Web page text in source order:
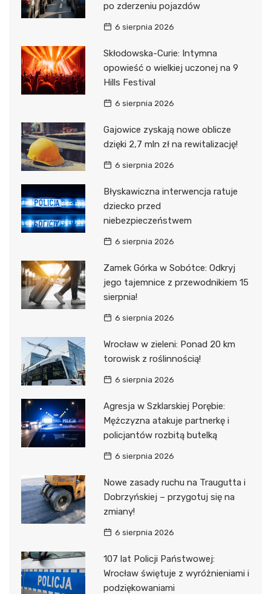
po zderzeniu pojazdów
6 sierpnia 2026
Skłodowska-Curie: Intymna
opowieść o wielkiej uczonej na 9
Hills Festival
6 sierpnia 2026
Gajowice zyskają nowe oblicze
dzięki 2,7 mln zł na rewitalizację!
6 sierpnia 2026
Błyskawiczna interwencja ratuje
dziecko przed
niebezpieczeństwem
6 sierpnia 2026
Zamek Górka w Sobótce: Odkryj
jego tajemnice z przewodnikiem 15
sierpnia!
6 sierpnia 2026
Wrocław w zieleni: Ponad 20 km
torowisk z roślinnością!
6 sierpnia 2026
Agresja w Szklarskiej Porębie:
Mężczyzna atakuje partnerkę i
policjantów rozbitą butelką
6 sierpnia 2026
Nowe zasady ruchu na Traugutta i
Dobrzyńskiej – przygotuj się na
zmiany!
6 sierpnia 2026
107 lat Policji Państwowej:
Wrocław świętuje z wyróżnieniami i
podziękowaniami